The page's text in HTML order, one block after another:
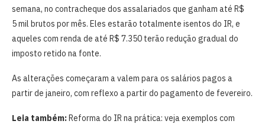
semana, no contracheque dos assalariados que ganham até R$
5 mil brutos por mês. Eles estarão totalmente isentos do IR, e
aqueles com renda de até R$ 7.350 terão redução gradual do
imposto retido na fonte.
As alterações começaram a valem para os salários pagos a
partir de janeiro, com reflexo a partir do pagamento de fevereiro.
Leia também:Reforma do IR na prática: veja exemplos com